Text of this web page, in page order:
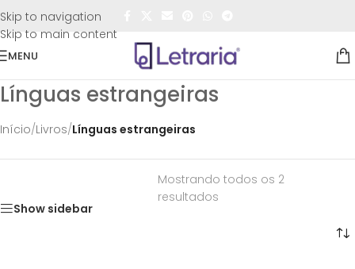
Skip to navigation
Skip to main content
FRETE GRÁTIS
MENU
Línguas estrangeiras
Início/Livros/Línguas estrangeiras
Show sidebar
Mostrando todos os 2
resultados